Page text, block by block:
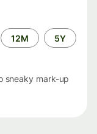
12M 5Y
sneaky mark-up